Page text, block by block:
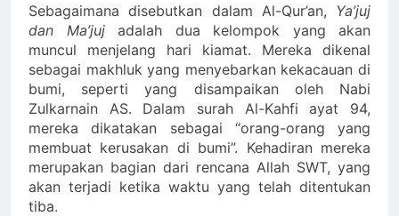
Sebagaimana disebutkan dalam Al-Qur’an, Ya’juj
dan Ma’jujadalah dua kelompok yang akan
muncul menjelang hari kiamat. Mereka dikenal
sebagai makhluk yang menyebarkan kekacauan di
bumi, seperti yang disampaikan oleh Nabi
Zulkarnain AS. Dalam surah Al-Kahfi ayat 94,
mereka dikatakan sebagai “orang-orang yang
membuat kerusakan di bumi”. Kehadiran mereka
merupakan bagian dari rencana Allah SWT, yang
akan terjadi ketika waktu yang telah ditentukan
tiba.